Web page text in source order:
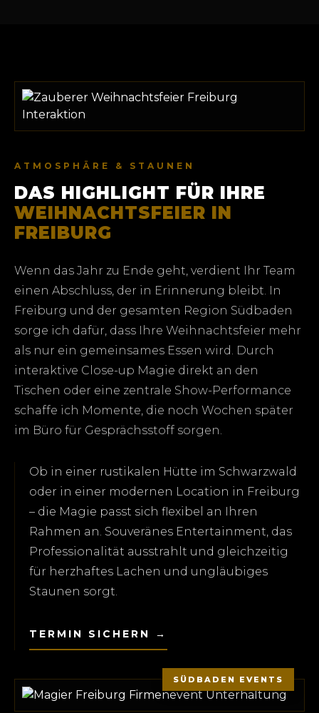
ATMOSPHÄRE & STAUNEN
DAS HIGHLIGHT FÜR IHRE
WEIHNACHTSFEIER IN
FREIBURG
Wenn das Jahr zu Ende geht, verdient Ihr Team
einen Abschluss, der in Erinnerung bleibt. In
Freiburg und der gesamten Region Südbaden
sorge ich dafür, dass Ihre Weihnachtsfeier mehr
als nur ein gemeinsames Essen wird. Durch
interaktive Close-up Magie direkt an den
Tischen oder eine zentrale Show-Performance
schaffe ich Momente, die noch Wochen später
im Büro für Gesprächsstoff sorgen.
Ob in einer rustikalen Hütte im Schwarzwald
oder in einer modernen Location in Freiburg
– die Magie passt sich flexibel an Ihren
Rahmen an. Souveränes Entertainment, das
Professionalität ausstrahlt und gleichzeitig
für herzhaftes Lachen und ungläubiges
Staunen sorgt.
TERMIN SICHERN →
SÜDBADEN EVENTS